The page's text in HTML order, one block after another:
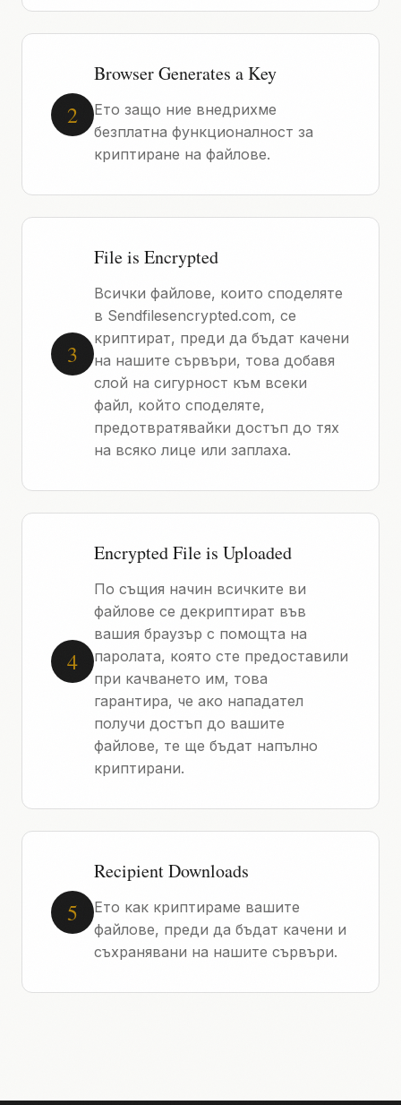
2
Browser Generates a Key
Ето защо ние внедрихме
безплатна функционалност за
криптиране на файлове.
3
File is Encrypted
Всички файлове, които споделяте
в Sendfilesencrypted.com, се
криптират, преди да бъдат качени
на нашите сървъри, това добавя
слой на сигурност към всеки
файл, който споделяте,
предотвратявайки достъп до тях
на всяко лице или заплаха.
4
Encrypted File is Uploaded
По същия начин всичките ви
файлове се декриптират във
вашия браузър с помощта на
паролата, която сте предоставили
при качването им, това
гарантира, че ако нападател
получи достъп до вашите
файлове, те ще бъдат напълно
криптирани.
5
Recipient Downloads
Ето как криптираме вашите
файлове, преди да бъдат качени и
съхранявани на нашите сървъри.